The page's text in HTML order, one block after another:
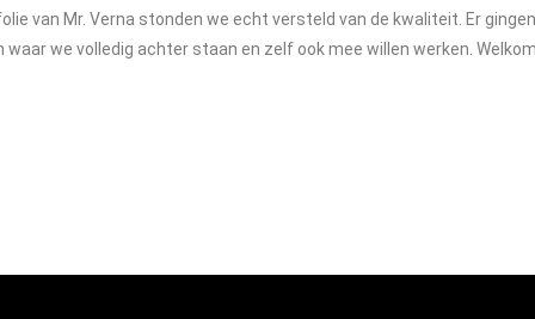
van Mr. Verna stonden we echt versteld van de kwaliteit. Er
we volledig achter staan en zelf ook mee willen werken.